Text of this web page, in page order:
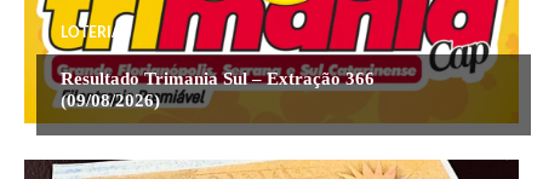
LOTERIA
Resultado Trimania Sul – Extração 366
(09/08/2026)